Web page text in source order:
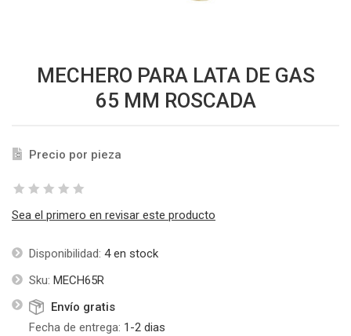
MECHERO PARA LATA DE GAS
65 MM ROSCADA
Precio por pieza
Sea el primero en revisar este producto
Disponibilidad: 4 en stock
Sku: MECH65R
Envío gratis
Fecha de entrega: 1-2 dias